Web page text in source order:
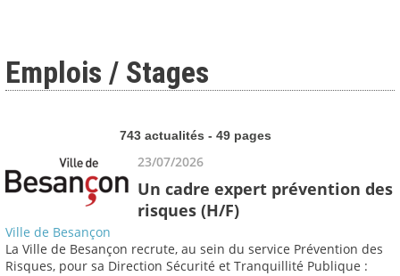
Emplois / Stages
743 actualités - 49 pages
23/07/2026
Un cadre expert prévention des
risques (H/F)
Ville de Besançon
La Ville de Besançon recrute, au sein du service Prévention des
Risques, pour sa Direction Sécurité et Tranquillité Publique :